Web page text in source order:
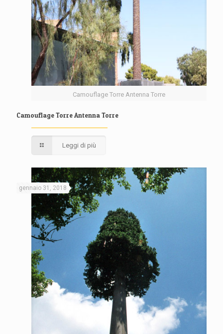
Camouflage Torre Antenna Torre
Camouflage Torre Antenna Torre
Leggi di più
gennaio 31, 2018